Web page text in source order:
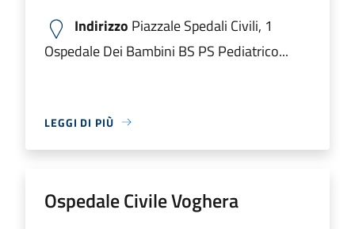
Indirizzo Piazzale Spedali Civili, 1
Ospedale Dei Bambini BS PS Pediatrico...
LEGGI DI PIÙ
Ospedale Civile Voghera